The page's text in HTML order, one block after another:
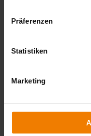
Präferenzen
Statistiken
Marketing
Motorsteuereinheiten